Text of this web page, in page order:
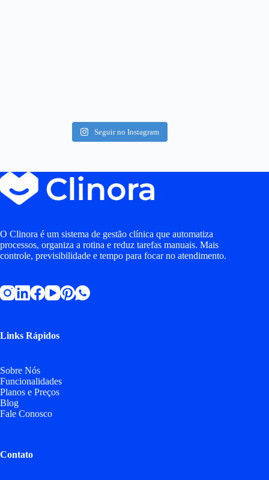
Seguir no Instagram
O Clinora é um sistema de gestão clínica que automatiza
processos, organiza a rotina e reduz tarefas manuais. Mais
controle, previsibilidade e tempo para focar no atendimento.
Links Rápidos
Sobre Nós
Funcionalidades
Planos e Preços
Blog
Fale Conosco
Contato